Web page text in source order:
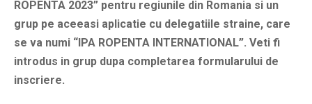
ROPENTA 2023” pentru regiunile din Romania si un
grup pe aceeasi aplicatie cu delegatiile straine, care
se va numi “IPA ROPENTA INTERNATIONAL”. Veti fi
introdus in grup dupa completarea formularului de
inscriere.